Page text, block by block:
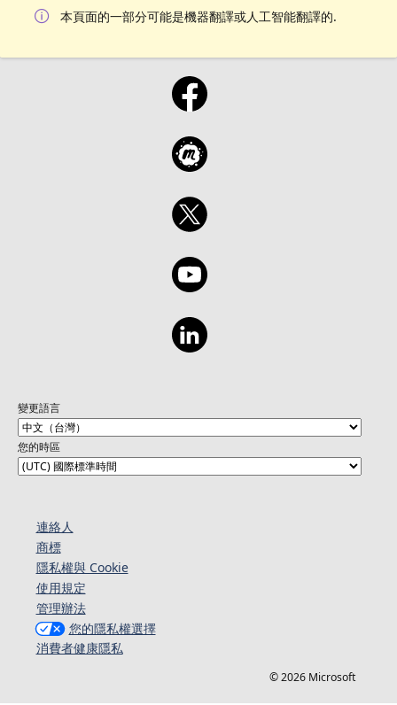
本頁面的一部分可能是機器翻譯或人工智能翻譯的.
變更語言
您的時區
連絡人​​
商標
隱私權與 Cookie
使用規定
管理辦法
您的隱私權選擇
消費者健康隱私
© 2026 Microsoft